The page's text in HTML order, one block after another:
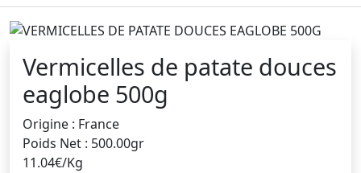
Vermicelles de patate douces
eaglobe 500g
Origine : France
Poids Net : 500.00gr
11.04€/Kg